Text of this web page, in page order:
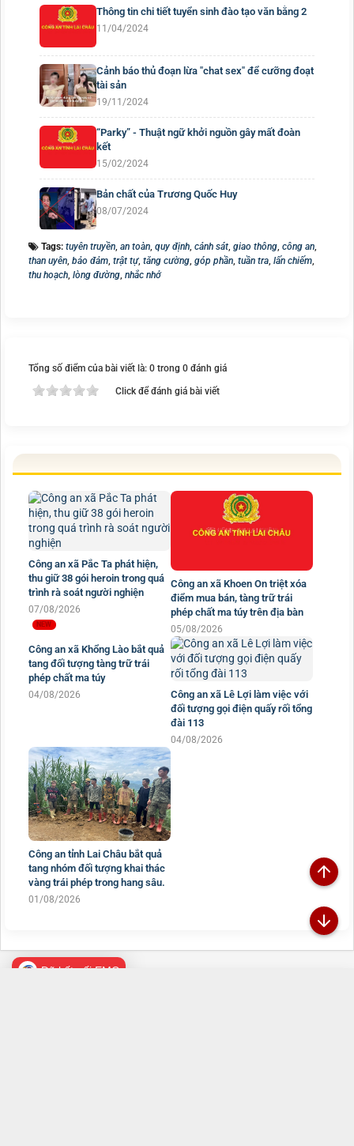
Thông tin chi tiết tuyển sinh đào tạo văn bằng 2
11/04/2024
Cảnh báo thủ đoạn lừa "chat sex" để cưỡng đoạt
tài sản
19/11/2024
“Parky” - Thuật ngữ khởi nguồn gây mất đoàn
kết
15/02/2024
Bản chất của Trương Quốc Huy
08/07/2024
Tags: tuyên truyền an toàn quy định cảnh sát giao thông công an
than uyên bảo đảm trật tự, tăng cường góp phần tuần tra lấn chiếm
thu hoạch lòng đường nhắc nhở
Tổng số điểm của bài viết là: 0 trong 0 đánh giá
Click để đánh giá bài viết
Công an xã Pắc Ta phát hiện,
thu giữ 38 gói heroin trong quá
trình rà soát người nghiện
07/08/2026
Công an xã Khoen On triệt xóa
điểm mua bán, tàng trữ trái
phép chất ma túy trên địa bàn
05/08/2026
Công an xã Khổng Lào bắt quả
Công an xã Lê Lợi làm việc với
đối tượng gọi điện quấy rối tổng
đài 113
04/08/2026
Công an tỉnh Lai Châu bắt quả
tang nhóm đối tượng khai thác
vàng trái phép trong hang sâu.
01/08/2026
Đã kết nối EMC